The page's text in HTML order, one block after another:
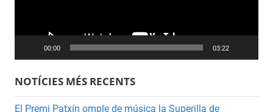
00:00 03:22
NOTÍCIES MÉS RECENTS
El Premi Patxín omple de música la Superilla de